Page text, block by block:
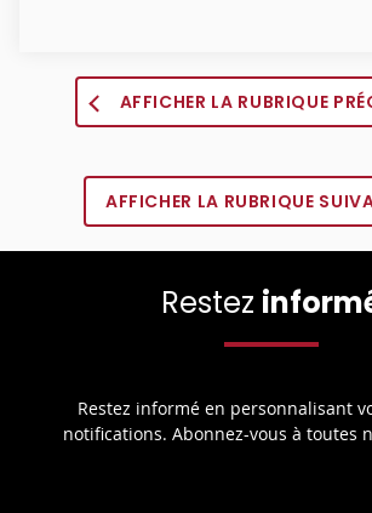
AFFICHER LA RUBRIQUE
AFFICHER LA RUBRIQUE
Restez
Restez informé en personnalisant
notifications. Abonnez-vous à toutes